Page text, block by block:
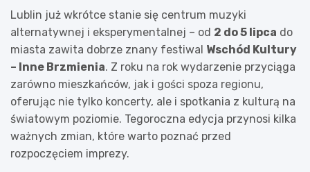
Lublin już wkrótce stanie się centrum muzyki
alternatywnej i eksperymentalnej – od 2 do 5 lipca do
miasta zawita dobrze znany festiwal Wschód Kultury
– Inne Brzmienia. Z roku na rok wydarzenie przyciąga
zarówno mieszkańców, jak i gości spoza regionu,
oferując nie tylko koncerty, ale i spotkania z kulturą na
światowym poziomie. Tegoroczna edycja przynosi kilka
ważnych zmian, które warto poznać przed
rozpoczęciem imprezy.